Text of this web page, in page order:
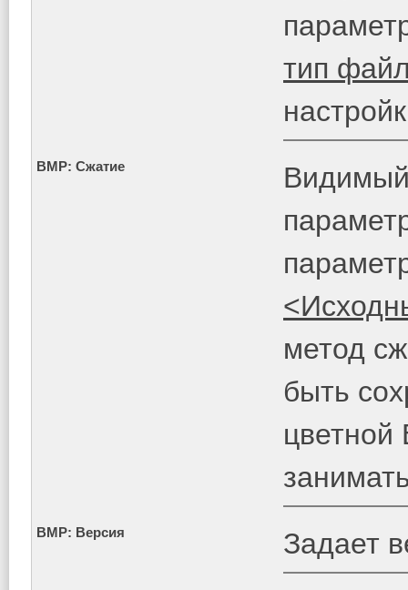
тип
BMP: Сжатие
метод
быть
цветной
BMP: Версия Задает